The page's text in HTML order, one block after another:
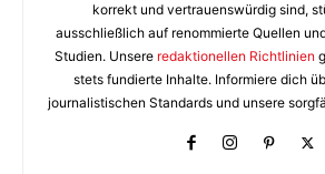
korrekt und vertrauenswürdig sind,
ausschließlich auf renommierte Quellen
Studien. Unsere redaktionellen Richtlinien
stets fundierte Inhalte. Informiere dich
journalistischen Standards und unsere